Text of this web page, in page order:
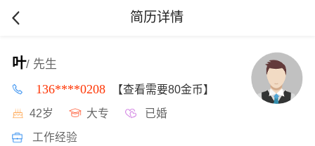
简历详情
叶/ 先生
136****0208 【查看需要80金币】
42岁 大专 已婚
工作经验